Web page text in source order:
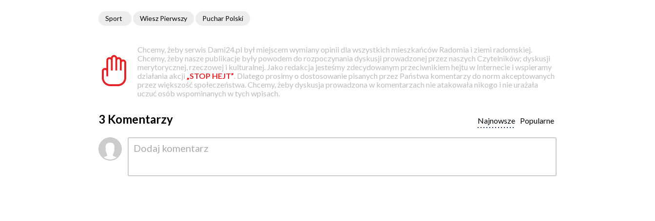
Sport Wiesz Pierwszy Puchar Polski
Chcemy, żeby serwis Dami24.pl był miejscem wymiany opinii dla wszystkich mieszkańców Radomia i ziemi radomskiej.
Chcemy, żeby nasze publikacje były powodem do rozpoczynania dyskusji prowadzonej przez naszych Czytelników; dyskusji
merytorycznej, rzeczowej i kulturalnej. Jako redakcja jesteśmy zdecydowanym przeciwnikiem hejtu w Internecie i wspieramy
działania akcji „STOP HEJT” . Dlatego prosimy o dostosowanie pisanych przez Państwa komentarzy do norm akceptowanych
przez większość społeczeństwa. Chcemy, żeby dyskusja prowadzona w komentarzach nie atakowała nikogo i nie urażała
uczuć osób wspominanych w tych wpisach.
3 Komentarzy Popularne
Najnowsze